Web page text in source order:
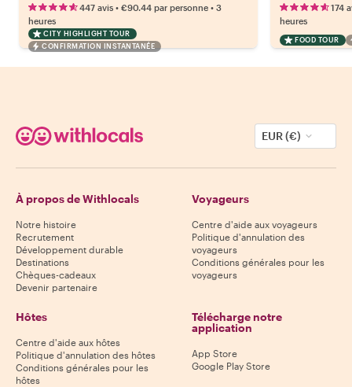
447 avis • €90.44 par personne • 3
heures
CITY HIGHLIGHT TOUR
CONFIRMATION INSTANTANÉE
174
heures
FOOD TOUR
EUR (€)
À propos de Withlocals
Notre histoire
Recrutement
Développement durable
Destinations
Chèques-cadeaux
Devenir partenaire
Voyageurs
Centre d'aide aux voyageurs
Politique d'annulation des
voyageurs
Conditions générales pour les
voyageurs
Hôtes
Centre d'aide aux hôtes
Politique d'annulation des hôtes
Conditions générales pour les
hôtes
Télécharge notre
application
App Store
Google Play Store